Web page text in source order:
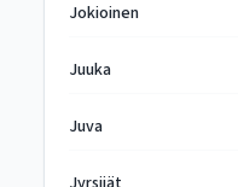
Jokioinen
Juuka
Juva